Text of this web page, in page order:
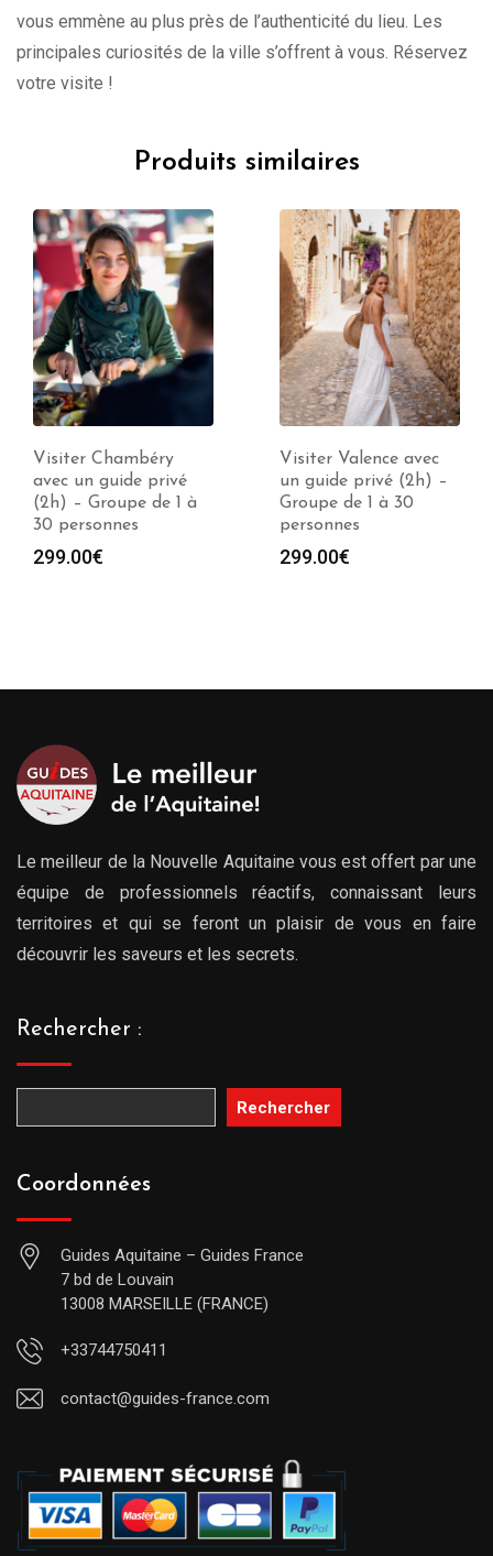
vous emmène au plus près de l’authenticité du lieu. Les
principales curiosités de la ville s’offrent à vous. Réservez
votre visite !
Produits similaires
Visiter Valence avec
un guide privé (2h) –
Groupe de 1 à 30
personnes
299.00€
Visiter Aix les Bains
avec un guide privé
(2h) – Groupe de 1 à
30 personnes
299.00€
Le meilleur de la Nouvelle Aquitaine vous est offert par une
équipe de professionnels réactifs, connaissant leurs
territoires et qui se feront un plaisir de vous en faire
découvrir les saveurs et les secrets.
Rechercher :
Rechercher
Coordonnées
Guides Aquitaine – Guides France
7 bd de Louvain
13008 MARSEILLE (FRANCE)
+33744750411
contact@guides-france.com